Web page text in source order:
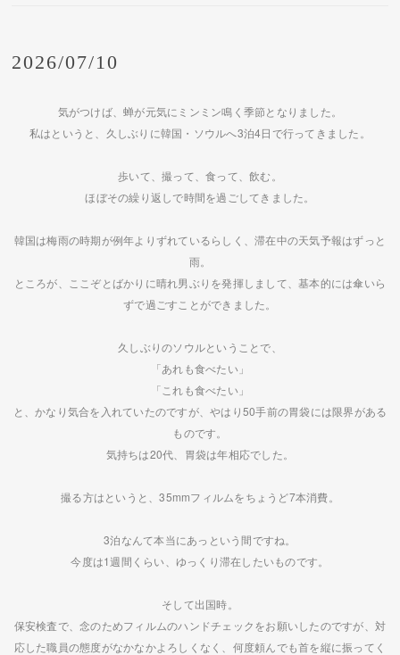
2026/07/10
気がつけば、蝉が元気にミンミン鳴く季節となりました。
私はというと、久しぶりに韓国・ソウルへ3泊4日で行ってきました。
歩いて、撮って、食って、飲む。
ほぼその繰り返しで時間を過ごしてきました。
韓国は梅雨の時期が例年よりずれているらしく、滞在中の天気予報はずっと
雨。
ところが、ここぞとばかりに晴れ男ぶりを発揮しまして、基本的には傘いら
ずで過ごすことができました。
久しぶりのソウルということで、
「あれも食べたい」
「これも食べたい」
と、かなり気合を入れていたのですが、やはり50手前の胃袋には限界がある
ものです。
気持ちは20代、胃袋は年相応でした。
撮る方はというと、35mmフィルムをちょうど7本消費。
3泊なんて本当にあっという間ですね。
今度は1週間くらい、ゆっくり滞在したいものです。
そして出国時。
保安検査で、念のためフィルムのハンドチェックをお願いしたのですが、対
応した職員の態度がなかなかよろしくなく、何度頼んでも首を縦に振ってく